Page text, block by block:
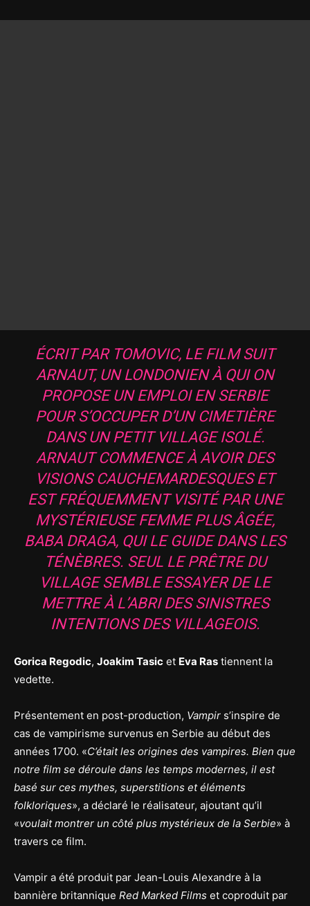
ÉCRIT PAR TOMOVIC, LE FILM SUIT
ARNAUT, UN LONDONIEN À QUI ON
PROPOSE UN EMPLOI EN SERBIE
POUR S’OCCUPER D’UN CIMETIÈRE
DANS UN PETIT VILLAGE ISOLÉ.
ARNAUT COMMENCE À AVOIR DES
VISIONS CAUCHEMARDESQUES ET
EST FRÉQUEMMENT VISITÉ PAR UNE
MYSTÉRIEUSE FEMME PLUS ÂGÉE,
BABA DRAGA, QUI LE GUIDE DANS LES
TÉNÈBRES. SEUL LE PRÊTRE DU
VILLAGE SEMBLE ESSAYER DE LE
METTRE À L’ABRI DES SINISTRES
INTENTIONS DES VILLAGEOIS.
Gorica Regodic, Joakim Tasic et Eva Ras tiennent la
vedette.
Présentement en post-production, Vampir s’inspire de
cas de vampirisme survenus en Serbie au début des
années 1700. «C’était les origines des vampires. Bien que
notre film se déroule dans les temps modernes, il est
basé sur ces mythes, superstitions et éléments
folkloriques», a déclaré le réalisateur, ajoutant qu’il
«voulait montrer un côté plus mystérieux de la Serbie» à
travers ce film.
Vampir a été produit par Jean-Louis Alexandre à la
bannière britannique Red Marked Films et coproduit par